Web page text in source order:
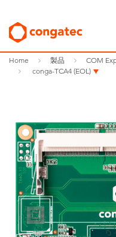
Home 製品
COM
conga-TCA4 (EOL)